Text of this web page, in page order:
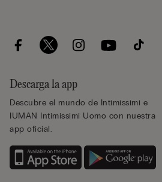
Descarga la app
Descubre el mundo de Intimissimi e
IUMAN Intimissimi Uomo con nuestra
app oficial.